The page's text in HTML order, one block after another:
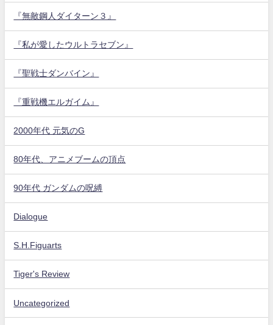
『無敵鋼人ダイターン３』
『私が愛したウルトラセブン』
『聖戦士ダンバイン』
『重戦機エルガイム』
2000年代 元気のG
80年代、アニメブームの頂点
90年代 ガンダムの呪縛
Dialogue
S.H.Figuarts
Tiger's Review
Uncategorized